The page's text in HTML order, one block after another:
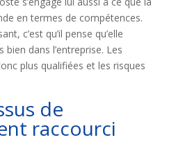
en termes de compétences.
c’est qu’il pense qu’elle
bien dans l’entreprise. Les
plus qualifiées et les risques
de
raccourci